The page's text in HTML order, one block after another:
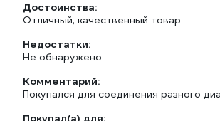
Достоинства:
Отличный, качественный товар
Недостатки:
Не обнаружено
Комментарий:
Покупался для соединения разного
Покупал(а) для: